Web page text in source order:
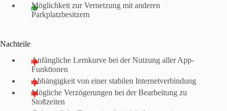
Möglichkeit zur Vernetzung mit anderen
Parkplatzbesitzern
Nachteile
Anfängliche Lernkurve bei der Nutzung aller App-
Funktionen
Abhängigkeit von einer stabilen Internetverbindung
Mögliche Verzögerungen bei der Bearbeitung zu
Stoßzeiten